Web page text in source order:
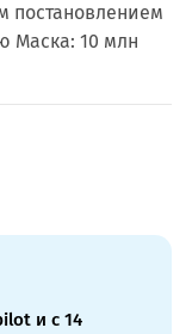
постановлением
Маска: 10 млн
и с 14